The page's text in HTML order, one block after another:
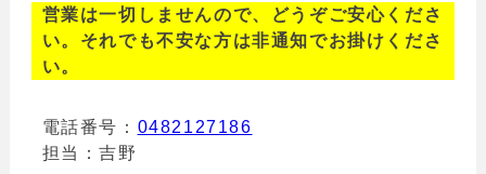
営業は一切しませんので、どうぞご安心くださ
い。それでも不安な方は非通知でお掛けくださ
い。
電話番号： 0482127186
担当：吉野